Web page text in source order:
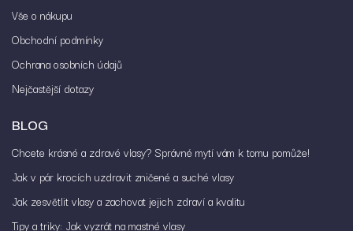
Vše o nákupu
Obchodní podmínky
Ochrana osobních údajů
Nejčastější dotazy
BLOG
Chcete krásné a zdravé vlasy? Správné mytí vám k tomu pomůže!
Jak v pár krocích uzdravit zničené a suché vlasy
Jak zesvětlit vlasy a zachovat jejich zdraví a kvalitu
Tipy a triky: Jak vyzrát na mastné vlasy